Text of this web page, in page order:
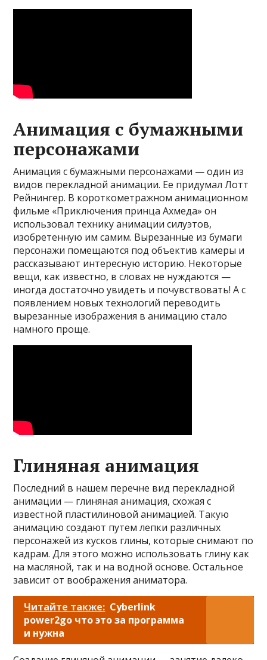
Анимация с бумажными
персонажами
Анимация с бумажными персонажами — один из
видов перекладной анимации. Ее придумал Лотт
Рейнингер. В короткометражном анимационном
фильме «Приключения принца Ахмеда» он
использовал технику анимации силуэтов,
изобретенную им самим. Вырезанные из бумаги
персонажи помещаются под объектив камеры и
рассказывают интересную историю. Некоторые
вещи, как известно, в словах не нуждаются —
иногда достаточно увидеть и почувствовать! А с
появлением новых технологий переводить
вырезанные изображения в анимацию стало
намного проще.
Глиняная анимация
Последний в нашем перечне вид перекладной
анимации — глиняная анимация, схожая с
известной пластилиновой анимацией. Такую
анимацию создают путем лепки различных
персонажей из кусков глины, которые снимают по
кадрам. Для этого можно использовать глину как
на масляной, так и на водной основе. Остальное
зависит от воображения аниматора.
Читайте также: Cyberlink
power2go что это за программа
и нужна